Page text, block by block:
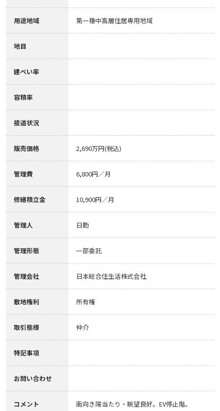
用途地域 第一種中高層住居専用地域
地目
建ぺい率
容積率
接道状況
販売価格 2,690万円(税込)
管理費 6,800円／月
修繕積立金 10,900円／月
管理人 日勤
管理形態 一部委託
管理会社 日本総合住生活株式会社
敷地権利 所有権
取引態様 仲介
特記事項
お問い合わせ
コメント 南向き陽当たり・眺望良好。EV停止階。